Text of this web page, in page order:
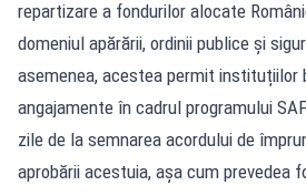
repartizare a fondurilor alocate
domeniul apărării, ordinii publice și
asemenea, acestea permit instituțiilor
angajamente în cadrul programului
zile de la semnarea acordului de
aprobării acestuia, așa cum prevedea